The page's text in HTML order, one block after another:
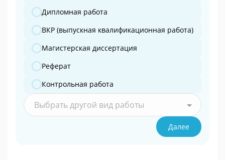
Дипломная работа
ВКР (выпускная квалификационная работа)
Магистерская диссертация
Реферат
Контрольная работа
Выбрать другой вид работы
Далее